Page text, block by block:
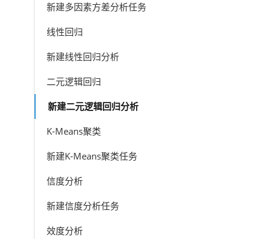
新建多因素方差分析任务
线性回归
新建线性回归分析
二元逻辑回归
新建二元逻辑回归分析
K-Means聚类
新建K-Means聚类任务
信度分析
新建信度分析任务
效度分析